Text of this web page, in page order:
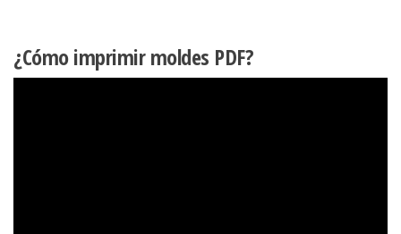
¿Cómo imprimir moldes PDF?